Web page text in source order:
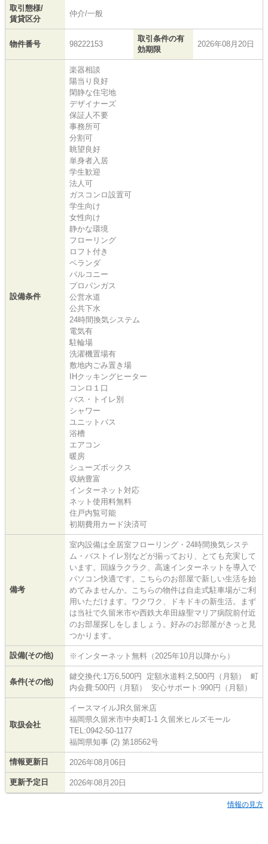
取引態様/
賃貸区分
仲介/一般
物件番号 98222153
取引条件の有
効期限
2026年08月20日
設備条件
楽器相談
陽当り良好
閑静な住宅地
デザイナーズ
保証人不要
事務所可
分割可
眺望良好
単身者入居
学生歓迎
法人可
ガスコンロ設置可
学生向け
女性向け
静かな環境
フローリング
ロフト付き
ベランダ
バルコニー
プロパンガス
公営水道
公共下水
24時間換気システム
電気有
駐輪場
洗濯機置場有
敷地内ごみ置き場
IHクッキングヒーター
コンロ１口
バス・トイレ別
シャワー
ユニットバス
浴槽
エアコン
暖房
シューズボックス
収納豊富
インターネット対応
ネット使用料無料
住戸内覧可能
初期費用カード決済可
備考
室内設備は全居室フローリング・24時間換気システ
ム・バストイレ別などが揃っており、とても充実して
います。回線ラクラク、高速インターネットを導入で
パソコン快適です。こちらのお部屋で新しい生活を始
めてみませんか。こちらの物件は自走式駐車場がご利
用いただけます。ワクワク、ドキドキの新生活。まず
は当社で久留米市や西鉄大牟田線聖マリア病院前付近
のお部屋探しをしましょう。好みのお部屋がきっと見
つかります。
設備(その他) ※インターネット無料（2025年10月以降から）
条件(その他)
鍵交換代:1万6,500円 定額水道料:2,500円（月額） 町
内会費:500円（月額） 安心サポート:990円（月額）
取扱会社
イースマイルJR久留米店
福岡県久留米市中央町1-1 久留米ヒルズモール
TEL:0942-50-1177
福岡県知事 (2) 第18562号
情報更新日 2026年08月06日
更新予定日 2026年08月20日
情報の見方